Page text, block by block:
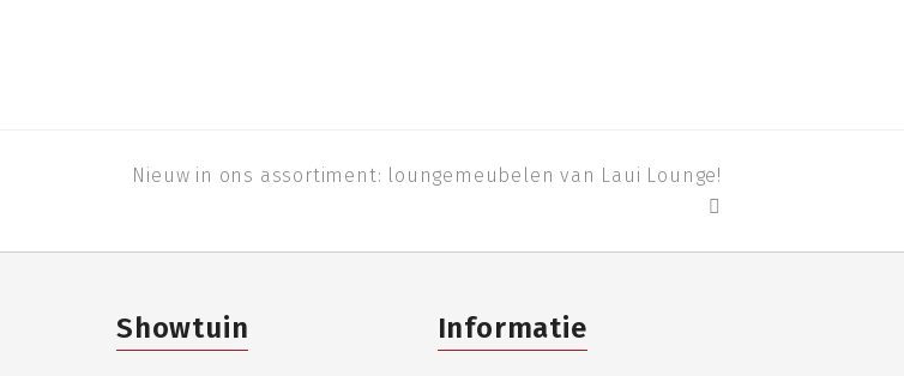
next
Nieuw in ons assortiment: loungemeubelen van Laui Lounge!
Showtuin Informatie